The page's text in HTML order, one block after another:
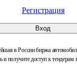
Регистрация
Вход
в России биржа
и получите доступ к тендерам